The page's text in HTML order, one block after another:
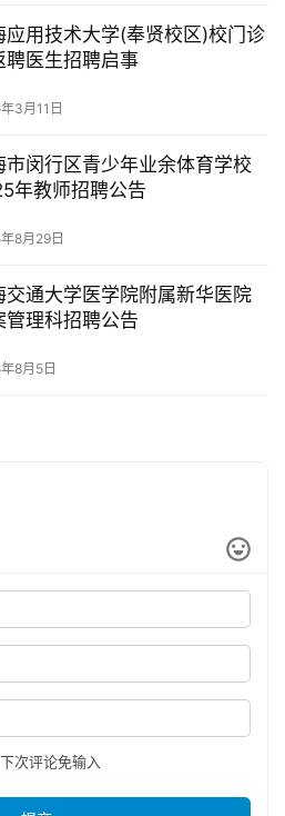
应用技术大学(奉贤校区)校门诊
聘医生招聘启事
3月11日
市闵行区青少年业余体育学校
年教师招聘公告
8月29日
交通大学医学院附属新华医院
管理科招聘公告
8月5日
次评论免输入